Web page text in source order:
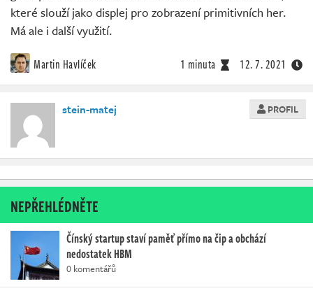
které slouží jako displej pro zobrazení primitivních her.
Má ale i další využití.
Martin Havlíček 1 minuta 12. 7. 2021
stein-matej PROFIL
NEPŘEHLÉDNĚTE
Čínský startup staví paměť přímo na čip a obchází
nedostatek HBM
0 komentářů